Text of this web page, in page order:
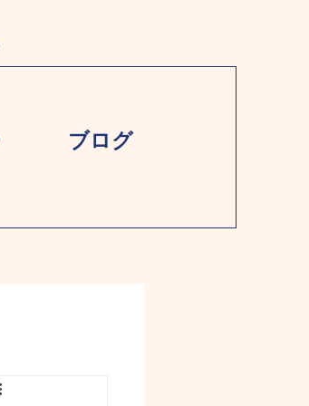
ブログ